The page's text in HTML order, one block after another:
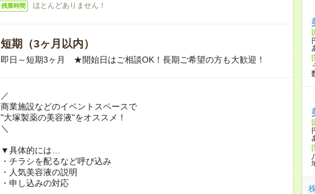
残業時間 ほとんどありません！
短期（3ヶ月以内）
即日～短期3ヶ月 ★開始日はご相談OK！長期ご希望の方も大歓迎！
／
商業施設などのイベントスペースで
"大塚製薬の美容液"をオススメ！
＼
▼具体的には…
・チラシを配るなど呼び込み
・人気美容液の説明
・申し込みの対応
[
[
[
[